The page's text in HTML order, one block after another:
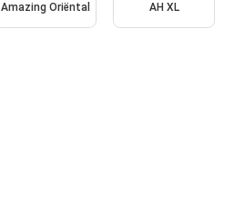
Amazing Oriëntal AH XL